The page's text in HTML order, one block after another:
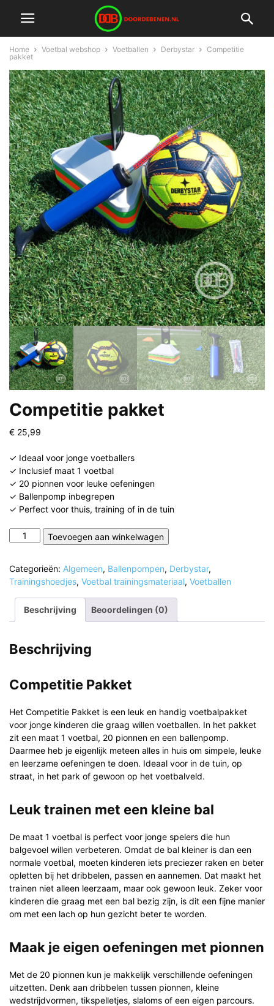
Home Voetbal webshop Voetballen Derbystar
Competitie
pakket
Competitie pakket
€ 25,99
✓ Ideaal voor jonge voetballers
✓ Inclusief maat 1 voetbal
✓ 20 pionnen voor leuke oefeningen
✓ Ballenpomp inbegrepen
✓ Perfect voor thuis, training of in de tuin
CompetitieToevoegen aan winkelwagen
Categorieën: Algemeen, Ballenpompen, Derbystar,
Trainingshoedjes, Voetbal trainingsmateriaal, Voetballen
Beschrijving Beoordelingen (0)
Beschrijving
Competitie Pakket
Het Competitie Pakket is een leuk en handig voetbalpakket
voor jonge kinderen die graag willen voetballen. In het pakket
zit een maat 1 voetbal, 20 pionnen en een ballenpomp.
Daarmee heb je eigenlijk meteen alles in huis om simpele, leuke
en leerzame oefeningen te doen. Ideaal voor in de tuin, op
straat, in het park of gewoon op het voetbalveld.
Leuk trainen met een kleine bal
De maat 1 voetbal is perfect voor jonge spelers die hun
balgevoel willen verbeteren. Omdat de bal kleiner is dan een
normale voetbal, moeten kinderen iets preciezer raken en beter
opletten bij het dribbelen, passen en aannemen. Dat maakt het
trainen niet alleen leerzaam, maar ook gewoon leuk. Zeker voor
kinderen die graag met een bal bezig zijn, is dit een fijne manier
om met een lach op hun gezicht beter te worden.
Maak je eigen oefeningen met pionnen
Met de 20 pionnen kun je makkelijk verschillende oefeningen
uitzetten. Denk aan dribbelen tussen pionnen, kleine
wedstrijdvormen, tikspelletjes, slaloms of een eigen parcours.